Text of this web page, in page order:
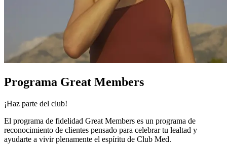
Programa Great Members
¡Haz parte del club!
El programa de fidelidad Great Members es un programa de
reconocimiento de clientes pensado para celebrar tu lealtad y
ayudarte a vivir plenamente el espíritu de Club Med.